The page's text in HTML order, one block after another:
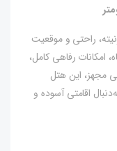
راحتی و موقعیت
امکانات رفاهی کامل،
مجهز، این هتل
اقامتی آسوده و